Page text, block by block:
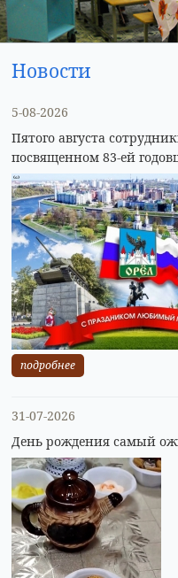
Новости
5-08-2026
Пятого августа
посвященном 83-ей
подробнее
31-07-2026
День рождения самый